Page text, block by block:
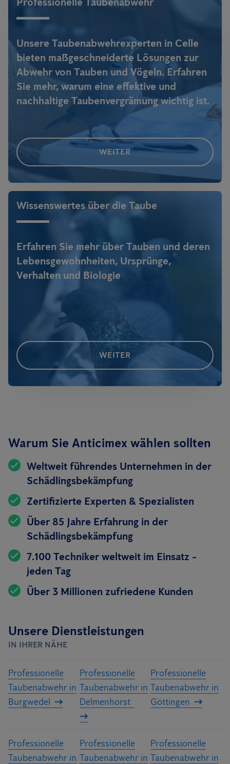
Unsere Taubenabwehrexperten in Celle
bieten maßgeschneiderte Lösungen zur
Abwehr von Tauben und Vögeln. Erfahren
Sie mehr, warum eine effektive und
nachhaltige Taubenvergrämung wichtig ist.
WEITER
Wissenswertes über die Taube
Erfahren Sie mehr über Tauben und deren
Lebensgewohnheiten, Ursprünge,
Verhalten und Biologie
WEITER
Warum Sie Anticimex wählen sollten
Weltweit führendes Unternehmen in der
Schädlingsbekämpfung
Zertifizierte Experten & Spezialisten
Über 85 Jahre Erfahrung in der
Schädlingsbekämpfung
7.100 Techniker weltweit im Einsatz -
jeden Tag
Über 3 Millionen zufriedene Kunden
Unsere Dienstleistungen
IN IHRER NÄHE
Professionelle
Taubenabwehr in
Burgwedel
Professionelle
Taubenabwehr in
Delmenhorst
Professionelle
Taubenabwehr in
Göttingen
Professionelle
Taubenabwehr in
Professionelle
Taubenabwehr in
Professionelle
Taubenabwehr in